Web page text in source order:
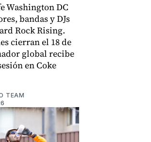
Washington DC
bandas y DJs
Rock Rising.
cierran el 18 de
global recibe
en Coke
TEAM